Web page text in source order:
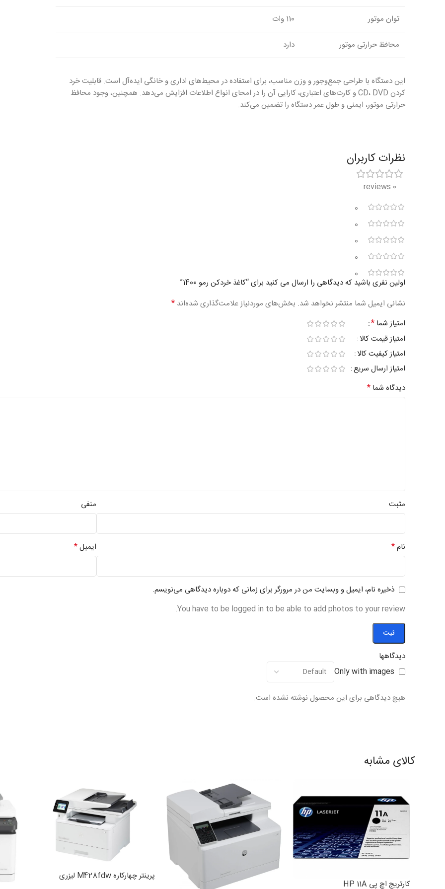
توان موتور 110 وات
محافظ حرارتی موتور دارد
این دستگاه با طراحی جمع‌وجور و وزن مناسب، برای استفاده در محیط‌های اداری و خانگی ایده‌آل است. قابلیت خرد
کردن CD، DVD و کارت‌های اعتباری، کارایی آن را در امحای انواع اطلاعات افزایش می‌دهد. همچنین، وجود محافظ
حرارتی موتور، ایمنی و طول عمر دستگاه را تضمین می‌کند.
نظرات کاربران
0 reviews
0
0
0
0
0
دیدگاهها
Only with images
هیچ دیدگاهی برای این محصول نوشته نشده است.
اولین نفری باشید که دیدگاهی را ارسال می کنید برای “کاغذ خردکن رمو 1400”
نشانی ایمیل شما منتشر نخواهد شد. بخش‌های موردنیاز علامت‌گذاری شده‌اند *
امتیاز شما *
امتیاز قیمت کالا
امتیاز کیفیت کالا
امتیاز ارسال سریع
دیدگاه شما *
مثبت منفی
نام* ایمیل*
ذخیره نام، ایمیل و وبسایت من در مرورگر برای زمانی که دوباره دیدگاهی می‌نویسم.
You have to be logged in to be able to add photos to your review.
کالای مشابه
کارتریج اچ پی HP 11A
پرینتر چهارکاره M428fdw لیزری